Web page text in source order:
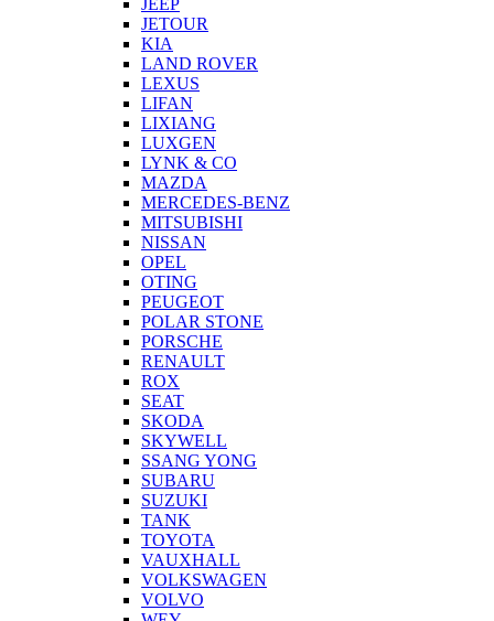
JEEP
JETOUR
KIA
LAND ROVER
LEXUS
LIFAN
LIXIANG
LUXGEN
LYNK & CO
MAZDA
MERCEDES-BENZ
MITSUBISHI
NISSAN
OPEL
OTING
PEUGEOT
POLAR STONE
PORSCHE
RENAULT
ROX
SEAT
SKODA
SKYWELL
SSANG YONG
SUBARU
SUZUKI
TANK
TOYOTA
VAUXHALL
VOLKSWAGEN
VOLVO